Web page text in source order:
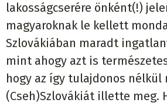
lakosságcserére önként(!)
magyaroknak le kellett
Szlovákiában maradt
mint ahogy azt is
hogy az így tulajdonos nélkül
(Cseh)Szlovákiát illette meg.